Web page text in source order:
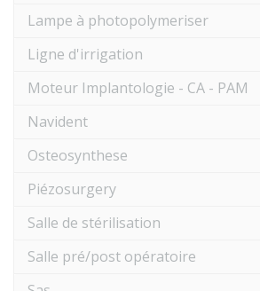
Lampe à photopolymeriser
Ligne d'irrigation
Moteur Implantologie - CA - PAM
Navident
Osteosynthese
Piézosurgery
Salle de stérilisation
Salle pré/post opératoire